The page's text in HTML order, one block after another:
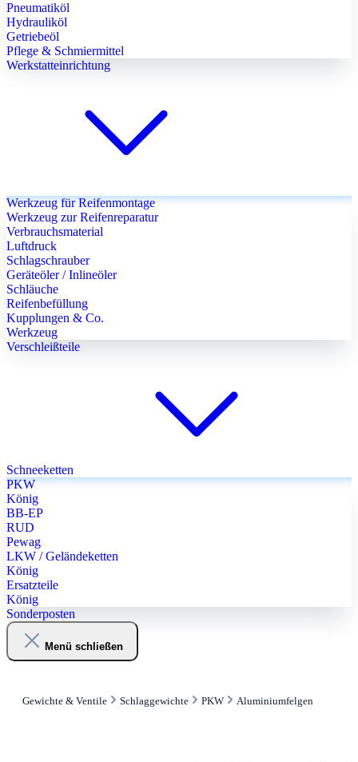
Pneumatiköl
Hydrauliköl
Getriebeöl
Pflege & Schmiermittel
Werkstatteinrichtung
Werkzeug für Reifenmontage
Werkzeug zur Reifenreparatur
Verbrauchsmaterial
Luftdruck
Schlagschrauber
Geräteöler / Inlineöler
Schläuche
Reifenbefüllung
Kupplungen & Co.
Werkzeug
Verschleißteile
Schneeketten
PKW
König
BB-EP
RUD
Pewag
LKW / Geländeketten
König
Ersatzteile
König
Sonderposten
Menü schließen
Gewichte & Ventile Schlaggewichte PKW Aluminiumfelgen